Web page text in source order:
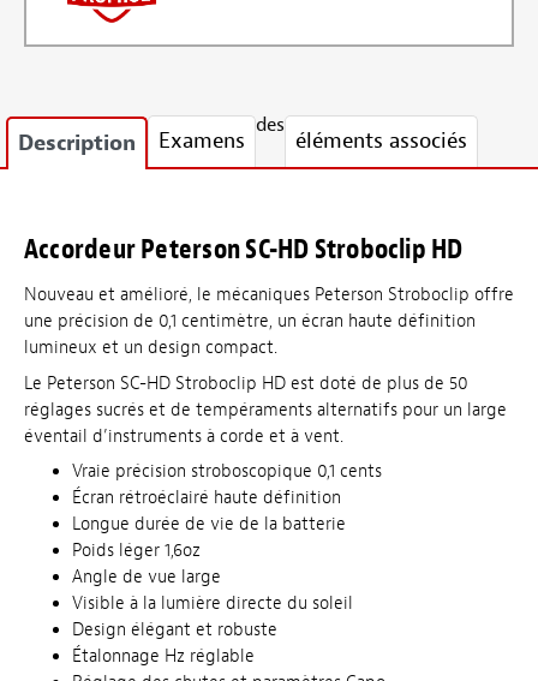
Description Examens
des
éléments associés
Accordeur Peterson SC-HD Stroboclip HD
Nouveau et amélioré, le mécaniques Peterson Stroboclip offre
une précision de 0,1 centimètre, un écran haute définition
lumineux et un design compact.
Le Peterson SC-HD Stroboclip HD est doté de plus de 50
réglages sucrés et de tempéraments alternatifs pour un large
éventail d’instruments à corde et à vent.
Vraie précision stroboscopique 0,1 cents
Écran rétroéclairé haute définition
Longue durée de vie de la batterie
Poids léger 1,6oz
Angle de vue large
Visible à la lumière directe du soleil
Design élégant et robuste
Étalonnage Hz réglable